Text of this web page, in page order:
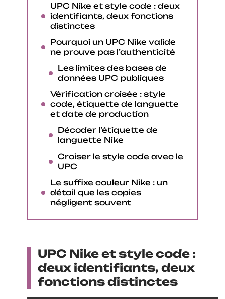
UPC Nike et style code : deux
identifiants, deux fonctions
distinctes
Pourquoi un UPC Nike valide
ne prouve pas l’authenticité
Les limites des bases de
données UPC publiques
Vérification croisée : style
code, étiquette de languette
et date de production
Décoder l’étiquette de
languette Nike
Croiser le style code avec le
UPC
Le suffixe couleur Nike : un
détail que les copies
négligent souvent
UPC Nike et style code :
deux identifiants, deux
fonctions distinctes